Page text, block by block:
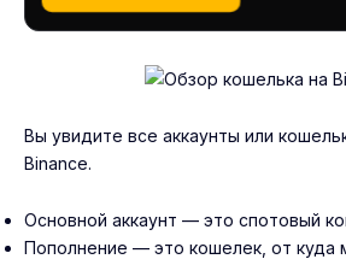
Вы увидите все аккаунты или
Binance.
Основной аккаунт — это спотовый
Пополнение — это кошелек, от куда